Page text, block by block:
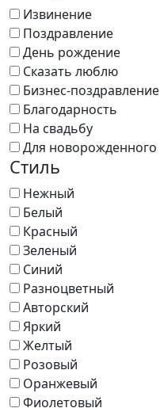
Извинение
Поздравление
День рождение
Сказать люблю
Бизнес-поздравление
Благодарность
На свадьбу
Для новорожденного
Стиль
Нежный
Белый
Красный
Зеленый
Синий
Разноцветный
Авторский
Яркий
Желтый
Розовый
Оранжевый
Фиолетовый